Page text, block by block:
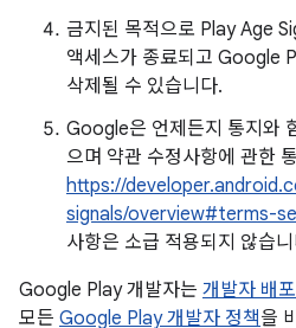
금지된 목적으로 Play Age
액세스가 종료되고 Google
삭제될 수 있습니다.
Google은 언제든지 통지와
으며 약관 수정사항에 관한
https://
signals/overview#terms-
사항은 소급 적용되지 않습
Google Play 개발자는 개발자 배
모든 Google Play 개발자 정책을